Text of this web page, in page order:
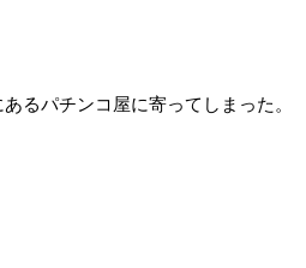
るパチンコ屋に寄ってしまった。